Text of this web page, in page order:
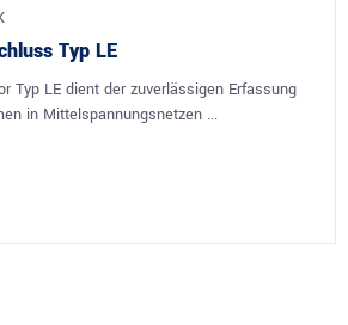
Typ LE
Typ LE dient der zuverlässigen Erfassung
in Mittelspannungsnetzen ...